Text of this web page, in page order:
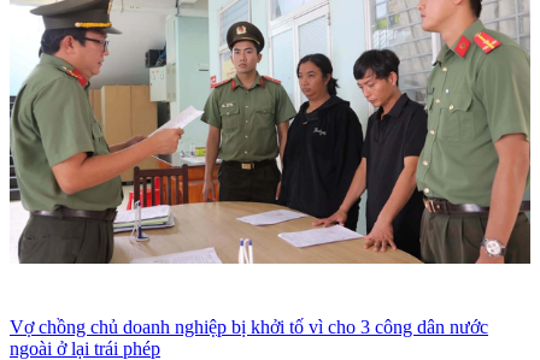
Vợ chồng chủ doanh nghiệp bị khởi tố vì cho 3 công dân nước
ngoài ở lại trái phép